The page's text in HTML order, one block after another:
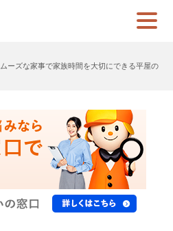
ーズな家事で家族時間を大切にできる平屋の